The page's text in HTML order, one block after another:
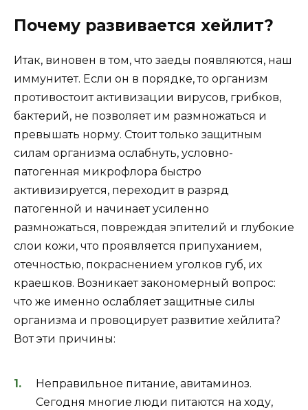
Почему развивается хейлит?
Итак, виновен в том, что заеды появляются, наш
иммунитет. Если он в порядке, то организм
противостоит активизации вирусов, грибков,
бактерий, не позволяет им размножаться и
превышать норму. Стоит только защитным
силам организма ослабнуть, условно-
патогенная микрофлора быстро
активизируется, переходит в разряд
патогенной и начинает усиленно
размножаться, повреждая эпителий и глубокие
слои кожи, что проявляется припуханием,
отечностью, покраснением уголков губ, их
краешков. Возникает закономерный вопрос:
что же именно ослабляет защитные силы
организма и провоцирует развитие хейлита?
Вот эти причины:
Неправильное питание, авитаминоз.
Сегодня многие люди питаются на ходу,